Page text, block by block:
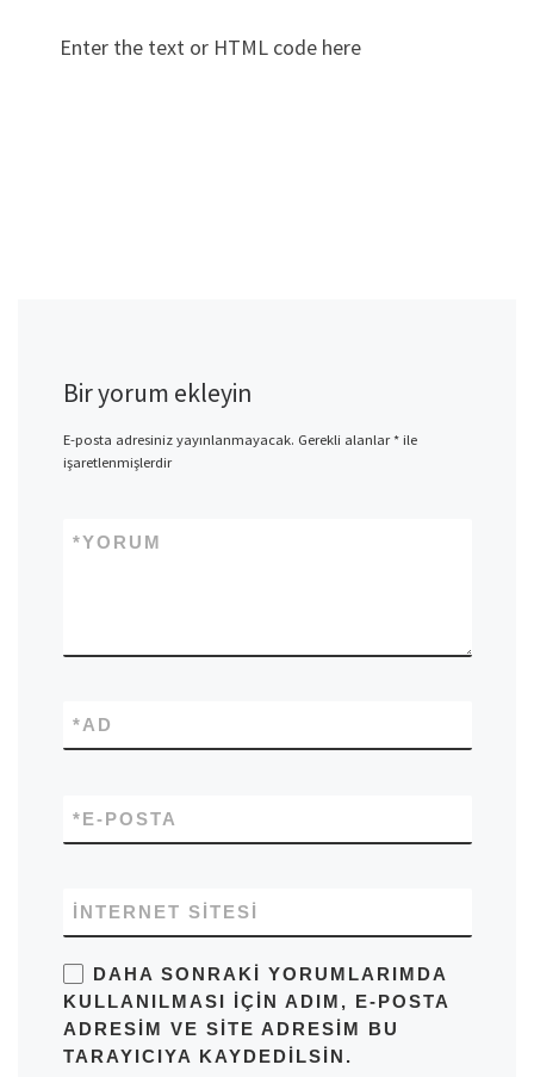
Enter the text or HTML code here
Bir yorum ekleyin
E-posta adresiniz yayınlanmayacak. Gerekli alanlar*ile
işaretlenmişlerdir
YORUM
*
AD
*
E-POSTA
*
İNTERNET SITESI
DAHA SONRAKI YORUMLARIMDA
KULLANILMASI IÇIN ADIM, E-POSTA
ADRESIM VE SITE ADRESIM BU
TARAYICIYA KAYDEDILSIN.